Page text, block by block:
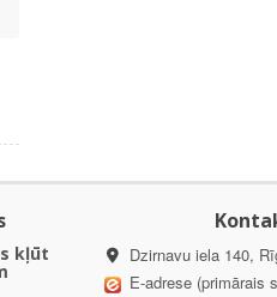
kļūt
Dzirnavu iela 140,
E-adrese (primārais